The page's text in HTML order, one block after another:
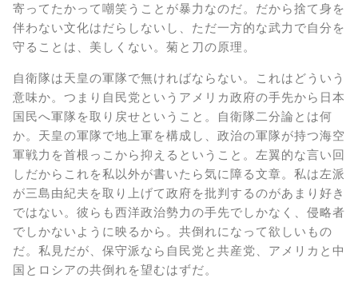
寄ってたかって嘲笑うことが暴力なのだ。だから捨て身を
伴わない文化はだらしないし、ただ一方的な武力で自分を
守ることは、美しくない。菊と刀の原理。
自衛隊は天皇の軍隊で無ければならない。これはどういう
意味か。つまり自民党というアメリカ政府の手先から日本
国民へ軍隊を取り戻せということ。自衛隊二分論とは何
か。天皇の軍隊で地上軍を構成し、政治の軍隊が持つ海空
軍戦力を首根っこから抑えるということ。左翼的な言い回
しだからこれを私以外が書いたら気に障る文章。私は左派
が三島由紀夫を取り上げて政府を批判するのがあまり好き
ではない。彼らも西洋政治勢力の手先でしかなく、侵略者
でしかないように映るから。共倒れになって欲しいもの
だ。私見だが、保守派なら自民党と共産党、アメリカと中
国とロシアの共倒れを望むはずだ。